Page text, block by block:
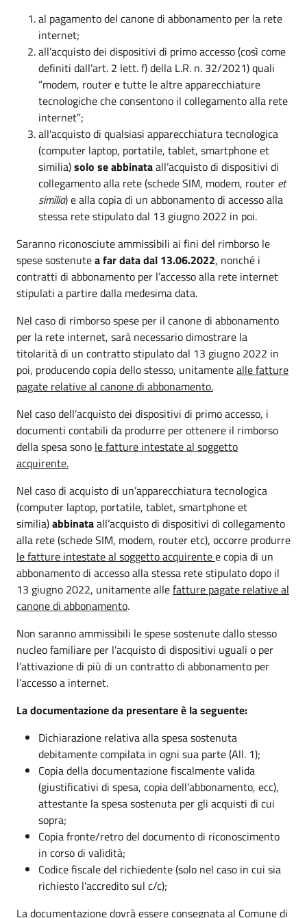
al pagamento del canone di abbonamento per la rete
internet;
all’acquisto dei dispositivi di primo accesso (così come
definiti dall’art. 2 lett. f) della L.R. n. 32/2021) quali
“modem, router e tutte le altre apparecchiature
tecnologiche che consentono il collegamento alla rete
internet”;
all'acquisto di qualsiasi apparecchiatura tecnologica
(computer laptop, portatile, tablet, smartphone et
similia)solo se abbinataall’acquisto di dispositivi di
collegamento alla rete (schede SIM, modem, router et
similia) e alla copia di un abbonamento di accesso alla
stessa rete stipulato dal 13 giugno 2022 in poi.
Saranno riconosciute ammissibili ai fini del rimborso le
spese sostenutea far data dal 13.06.2022, nonché i
contratti di abbonamento per l’accesso alla rete internet
stipulati a partire dalla medesima data.
Nel caso di rimborso spese per il canone di abbonamento
per la rete internet, sarà necessario dimostrare la
titolarità di un contratto stipulato dal 13 giugno 2022 in
poi, producendo copia dello stesso, unitamentealle fatture
pagate relative al canone di abbonamento.
Nel caso dell’acquisto dei dispositivi di primo accesso, i
documenti contabili da produrre per ottenere il rimborso
della spesa sono le fatture intestate al soggetto
acquirente.
Nel caso di acquisto di un’apparecchiatura tecnologica
(computer laptop, portatile, tablet, smartphone et
similia)abbinataall’acquisto di dispositivi di collegamento
alla rete (schede SIM, modem, router etc), occorre produrre
le fatture intestate al soggetto acquirentee copia di un
abbonamento di accesso alla stessa rete stipulato dopo il
13 giugno 2022, unitamente allefatture pagate relative al
canone di abbonamento.
Non saranno ammissibili le spese sostenute dallo stesso
nucleo familiare per l’acquisto di dispositivi uguali o per
l’attivazione di più di un contratto di abbonamento per
l’accesso a internet.
La documentazione da presentare è la seguente:
Dichiarazione relativa alla spesa sostenuta
debitamente compilata in ogni sua parte (All. 1);
Copia della documentazione fiscalmente valida
(giustificativi di spesa, copia dell’abbonamento, ecc),
attestante la spesa sostenuta per gli acquisti di cui
sopra;
Copia fronte/retro del documento di riconoscimento
in corso di validità;
Codice fiscale del richiedente (solo nel caso in cui sia
richiesto l'accredito sul c/c);
La documentazione dovrà essere consegnata al Comune di